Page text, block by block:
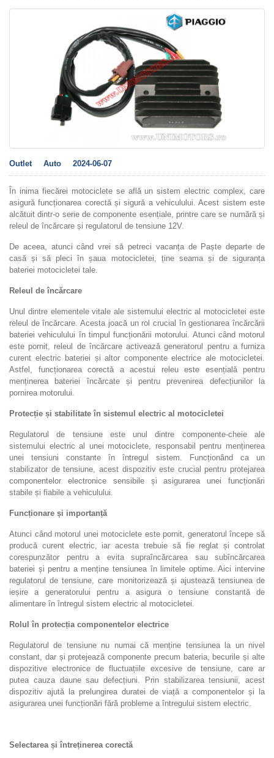
Outlet Auto 2024-06-07
În inima fiecărei motociclete se află un sistem electric complex, care
asigură funcționarea corectă și sigură a vehiculului. Acest sistem este
alcătuit dintr-o serie de componente esențiale, printre care se numără și
releul de încărcare și regulatorul de tensiune 12V.
De aceea, atunci când vrei să petreci vacanța de Paște departe de
casă și să pleci în șaua motocicletei, ține seama și de siguranța
bateriei motocicletei tale.
Releul de încărcare
Unul dintre elementele vitale ale sistemului electric al motocicletei este
releul de încărcare. Acesta joacă un rol crucial în gestionarea încărcării
bateriei vehiculului în timpul funcționării motorului. Atunci când motorul
este pornit, releul de încărcare activează generatorul pentru a furniza
curent electric bateriei și altor componente electrice ale motocicletei.
Astfel, funcționarea corectă a acestui releu este esențială pentru
menținerea bateriei încărcate și pentru prevenirea defecțiunilor la
pornirea motorului.
Protecție și stabilitate în sistemul electric al motocicletei
Regulatorul de tensiune este unul dintre componente-cheie ale
sistemului electric al unei motociclete, responsabil pentru menținerea
unei tensiuni constante în întregul sistem. Funcționând ca un
stabilizator de tensiune, acest dispozitiv este crucial pentru protejarea
componentelor electronice sensibile și asigurarea unei funcționări
stabile și fiabile a vehiculului.
Funcționare și importanță
Atunci când motorul unei motociclete este pornit, generatorul începe să
producă curent electric, iar acesta trebuie să fie reglat și controlat
corespunzător pentru a evita supraîncărcarea sau subîncărcarea
bateriei și pentru a menține tensiunea în limitele optime. Aici intervine
regulatorul de tensiune, care monitorizează și ajustează tensiunea de
ieșire a generatorului pentru a asigura o tensiune constantă de
alimentare în întregul sistem electric al motocicletei.
Rolul în protecția componentelor electrice
Regulatorul de tensiune nu numai că menține tensiunea la un nivel
constant, dar și protejează componente precum bateria, becurile și alte
dispozitive electronice de fluctuațiile excesive de tensiune, care ar
putea cauza daune sau defecțiuni. Prin stabilizarea tensiunii, acest
dispozitiv ajută la prelungirea duratei de viață a componentelor și la
asigurarea unei funcționări fără probleme a întregului sistem electric.
Selectarea și întreținerea corectă